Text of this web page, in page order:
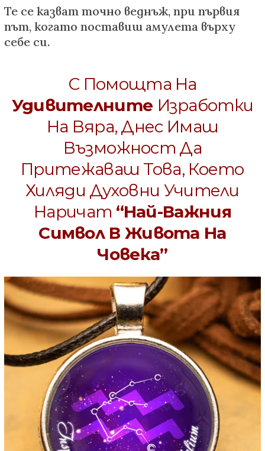
Те се казват точно веднъж, при първия
път, когато поставиш амулета върху
себе си.
С Помощта На
Удивителните Изработки
На Вяра, Днес Имаш
Възможност Да
Притежаваш Това, Което
Хиляди Духовни Учители
Наричат “Най-Важния
Символ В Живота На
Човека”